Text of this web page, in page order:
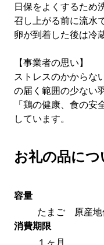
日保をよくするため
召し上がる前に流水
卵が到着した後は冷
【事業者の思い】
ストレスのかからな
の届く範囲の少ない
「鶏の健康、食の
しています。
お礼の品につ
容量
たまご　原産
消費期限
１ヶ月